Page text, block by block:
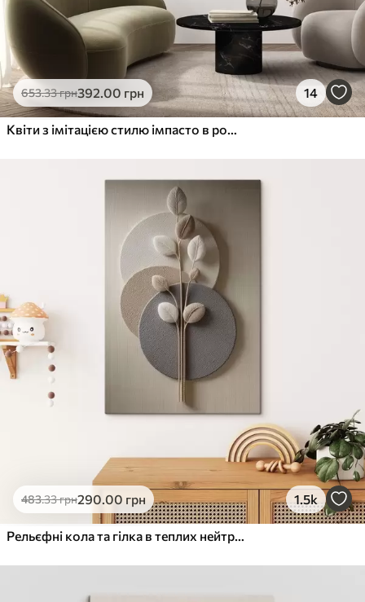
653.33грн392.00 грн 14
Квіти з імітацією стилю імпасто в рожево-білих штрихах
483.33грн290.00 грн 1.5k
Рельєфні кола та гілка в теплих нейтральних тонах